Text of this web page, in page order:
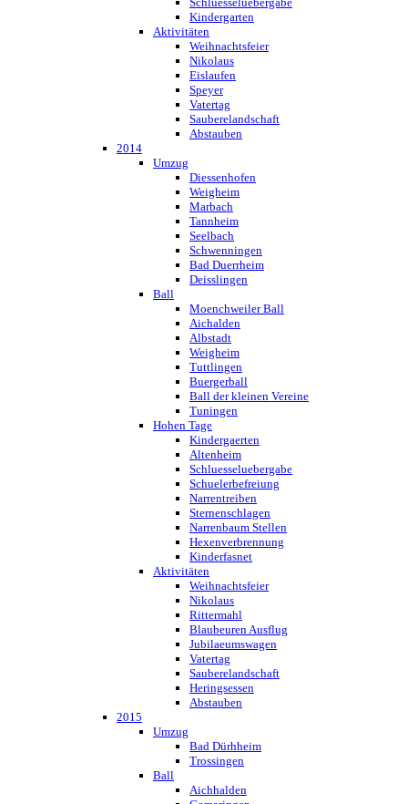
Kindergarten
Aktivitäten
Weihnachtsfeier
Nikolaus
Eislaufen
Speyer
Vatertag
Sauberelandschaft
Abstauben
2014
Umzug
Diessenhofen
Weigheim
Marbach
Tannheim
Seelbach
Schwenningen
Bad Duerrheim
Deisslingen
Ball
Moenchweiler Ball
Aichalden
Albstadt
Weigheim
Tuttlingen
Buergerball
Ball der kleinen Vereine
Tuningen
Hohen Tage
Kindergaerten
Altenheim
Schluesseluebergabe
Schuelerbefreiung
Narrentreiben
Sternenschlagen
Narrenbaum Stellen
Hexenverbrennung
Kinderfasnet
Aktivitäten
Weihnachtsfeier
Nikolaus
Rittermahl
Blaubeuren Ausflug
Jubilaeumswagen
Vatertag
Sauberelandschaft
Heringsessen
Abstauben
2015
Umzug
Bad Dürhheim
Trossingen
Ball
Aichhalden